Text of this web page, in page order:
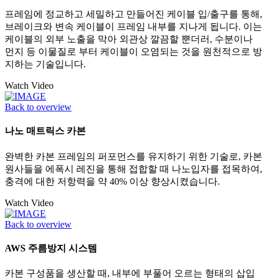
프레임에 정교하고 세밀하고 만들어진 케이블 입/출구를 통해,
브레이크와 변속 케이블이 프레임 내부를 지나게 됩니다. 이는
케이블의 외부 노출을 막아 외관상 깔끔할 뿐더러, 수분이나
먼지 등 이물질로 부터 케이블이 오염되는 것을 원천적으로 방
지하는 기술입니다.
Watch Video
Back to overview
나노 매트릭스 카본
완벽한 카본 프레임의 퍼포먼스를 유지하기 위한 기술로, 카본
원사들을 에폭시 레진을 통해 접합할 때 나노입자를 접목하여,
충격에 대한 저항력을 약 40% 이상 향상시켰습니다.
Watch Video
Back to overview
AWS 주름방지 시스템
카본 구성품을 생산할 때, 내부에 부풀어 오르는 형태의 삽입